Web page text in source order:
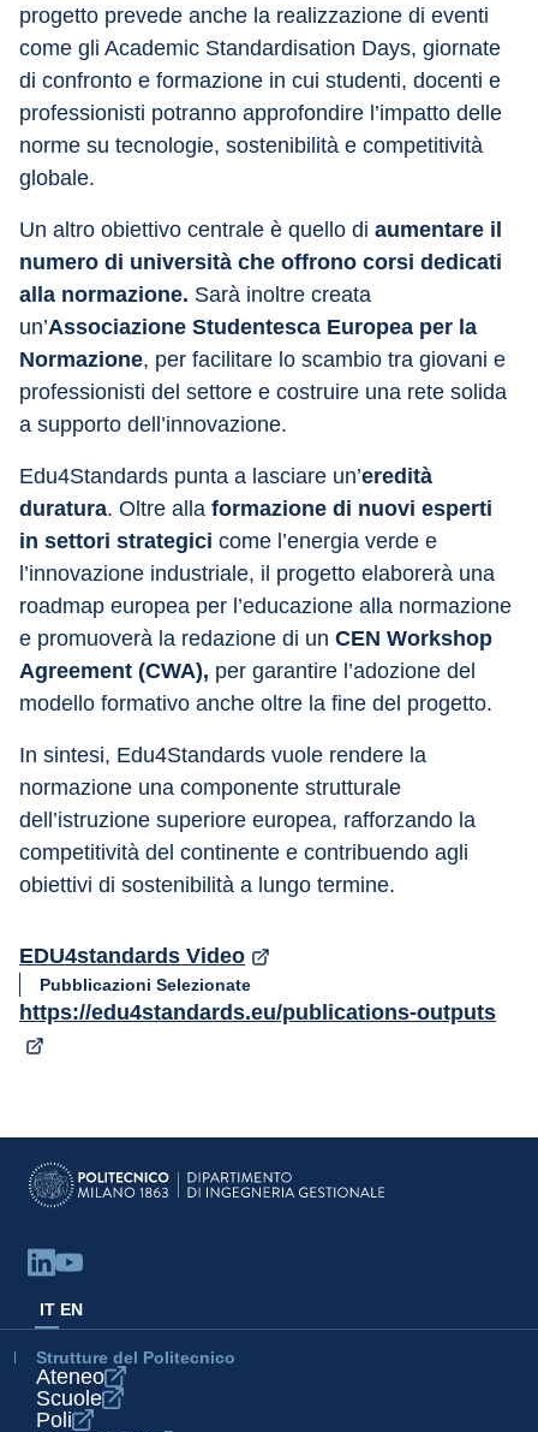
progetto prevede anche la realizzazione di eventi
come gli Academic Standardisation Days, giornate
di confronto e formazione in cui studenti, docenti e
professionisti potranno approfondire l’impatto delle
norme su tecnologie, sostenibilità e competitività
globale.
Un altro obiettivo centrale è quello di aumentare il
numero di università che offrono corsi dedicati
alla normazione. Sarà inoltre creata
un’Associazione Studentesca Europea per la
Normazione, per facilitare lo scambio tra giovani e
professionisti del settore e costruire una rete solida
a supporto dell’innovazione.
Edu4Standards punta a lasciare un’eredità
duratura. Oltre alla formazione di nuovi esperti
in settori strategici come l’energia verde e
l’innovazione industriale, il progetto elaborerà una
roadmap europea per l’educazione alla normazione
e promuoverà la redazione di un CEN Workshop
Agreement (CWA), per garantire l’adozione del
modello formativo anche oltre la fine del progetto.
In sintesi, Edu4Standards vuole rendere la
normazione una componente strutturale
dell’istruzione superiore europea, rafforzando la
competitività del continente e contribuendo agli
obiettivi di sostenibilità a lungo termine.
EDU4standards Video
Pubblicazioni Selezionate
https://edu4standards.eu/publications-outputs
IT EN
Strutture del Politecnico
Ateneo
Scuole
Poli